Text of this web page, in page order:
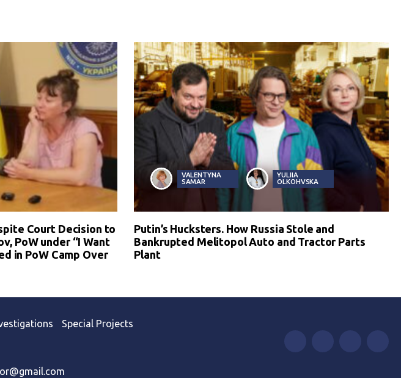
Court Decision to
PoW under “I Want
in PoW Camp Over
VALENTYNA
SAMAR
YULIIA
OLKOHVSKA
Putin’s Hucksters. How Russia Stole and
Bankrupted Melitopol Auto and Tractor Parts
Plant
Special Projects